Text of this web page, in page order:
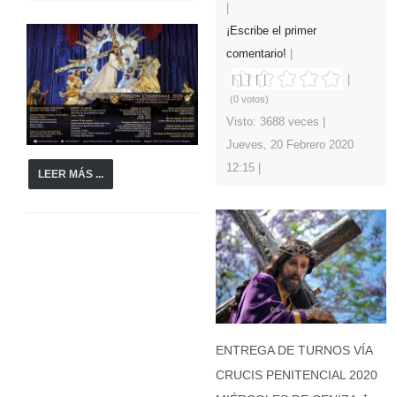
LEER MÁS ...
¡Escribe el primer
comentario!
(0 votos)
Visto: 3688 veces
Jueves, 20 Febrero 2020
12:15
ENTREGA DE TURNOS VÍA
CRUCIS PENITENCIAL 2020